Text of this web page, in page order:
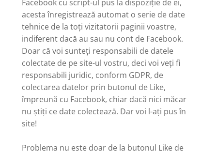
Facebook cu script-ul pus la dispoziție de ei,
acesta înregistrează automat o serie de date
tehnice de la toți vizitatorii paginii voastre,
indiferent dacă au sau nu cont de Facebook.
Doar că voi sunteți responsabili de datele
colectate de pe site-ul vostru, deci voi veți fi
responsabili juridic, conform GDPR, de
colectarea datelor prin butonul de Like,
împreună cu Facebook, chiar dacă nici măcar
nu știți ce date colectează. Dar voi l-ați pus în
site!
Problema nu este doar de la butonul Like de